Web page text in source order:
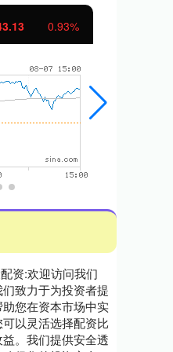
0.93%
资:欢迎访问我们
致力于为投资者提
您在资本市场中实
以灵活选择配资比
。我们提供安全透